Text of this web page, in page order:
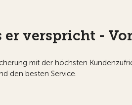
er verspricht -
mit der höchsten
den besten Service.